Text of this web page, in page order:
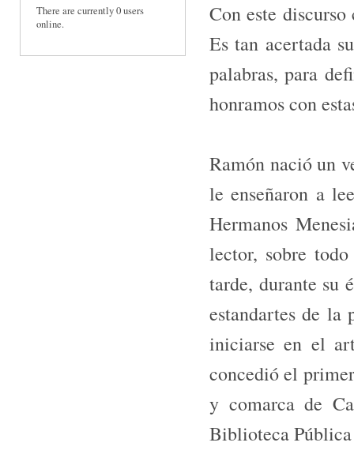
There are currently 0 users
online.
Con este
Es tan acertada
pala­bras, para
honramos con
Ramón nació un
le enseñaron a
Herma­nos
lector, sobre
tarde, durante su
estandartes de la
iniciarse en el
concedió el
y comarca de
Biblioteca